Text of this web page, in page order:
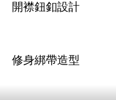
開襟鈕釦設計
修身綁帶造型